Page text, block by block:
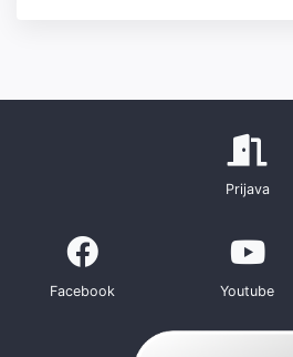
Prijava
Facebook Youtube